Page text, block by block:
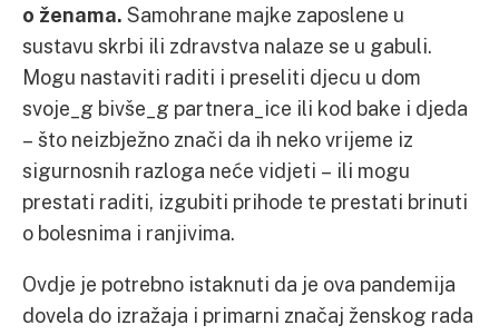
o ženama. Samohrane majke zaposlene u
sustavu skrbi ili zdravstva nalaze se u gabuli.
Mogu nastaviti raditi i preseliti djecu u dom
svoje_g bivše_g partnera_ice ili kod bake i djeda
– što neizbježno znači da ih neko vrijeme iz
sigurnosnih razloga neće vidjeti – ili mogu
prestati raditi, izgubiti prihode te prestati brinuti
o bolesnima i ranjivima.
Ovdje je potrebno istaknuti da je ova pandemija
dovela do izražaja i primarni značaj ženskog rada